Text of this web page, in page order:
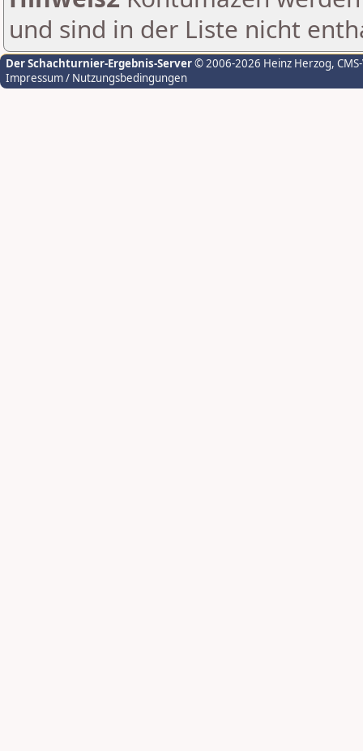
und sind in der Liste nicht
Der Schachturnier-Ergebnis-Server© 2006-2026 Heinz Herzog,
Impressum / Nutzungsbedingungen